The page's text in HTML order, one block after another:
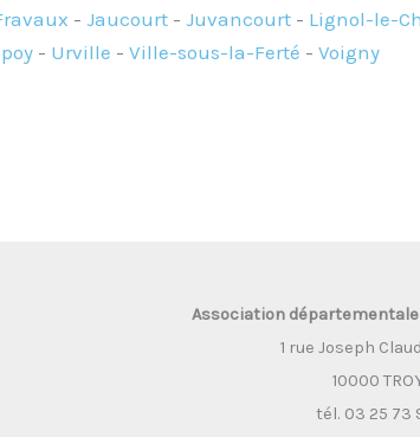
- Jaucourt - Juvancourt - Lignol-le-
- Urville - Ville-sous-la-Ferté - Voigny
Association départementale
1 rue Joseph
10000
tél. 03 25 73